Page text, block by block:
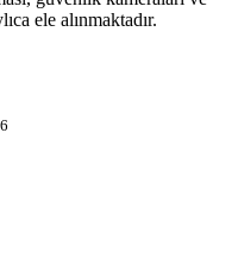
ele alınmaktadır.